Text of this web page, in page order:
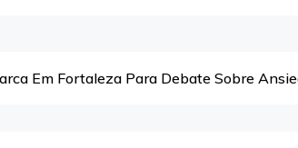
Em Fortaleza Para Debate Sobre